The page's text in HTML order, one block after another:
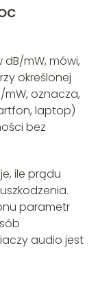
mW, mówi,
określonej
mW, oznacza,
laptop)
bez
ile prądu
parametr
audio jest